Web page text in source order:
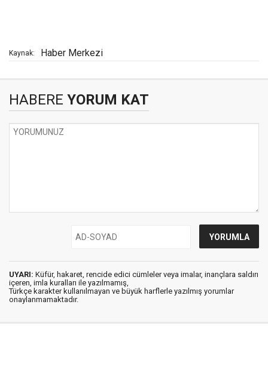
Kaynak: Haber Merkezi
HABERE YORUM KAT
UYARI: Küfür, hakaret, rencide edici cümleler veya imalar, inançlara saldırı
içeren, imla kuralları ile yazılmamış,
Türkçe karakter kullanılmayan ve büyük harflerle yazılmış yorumlar
onaylanmamaktadır.